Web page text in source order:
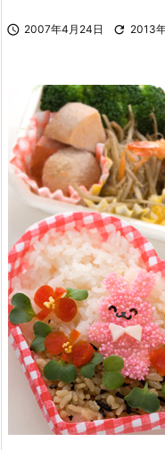
 2007年4月24日  2013